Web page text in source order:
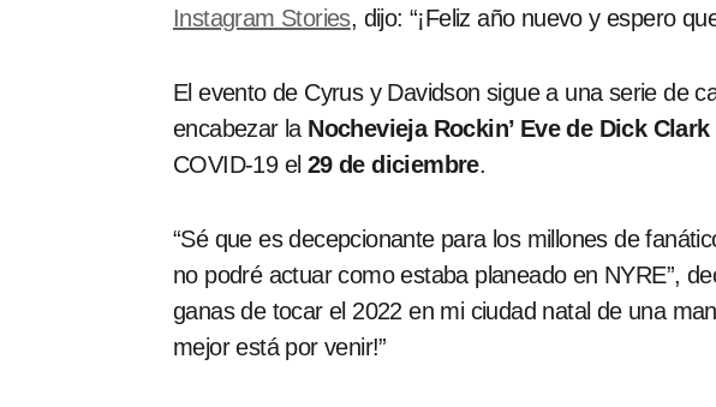
Instagram Stories, dijo: “¡Feliz año nuevo y espero
El evento de Cyrus y Davidson sigue a una serie de
encabezar la Nochevieja Rockin’ Eve de Dick
COVID-19 el 29 de diciembre.
“Sé que es decepcionante para los millones de
no podré actuar como estaba planeado en NYRE”,
ganas de tocar el 2022 en mi ciudad natal de una
mejor está por venir!”